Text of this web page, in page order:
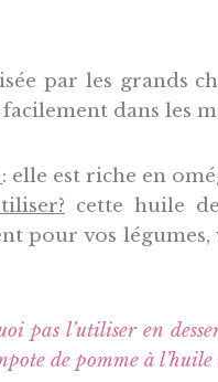
par les grands
facilement dans les
: elle est riche en
cette huile
pour vos
pas l’utiliser en
de pomme à